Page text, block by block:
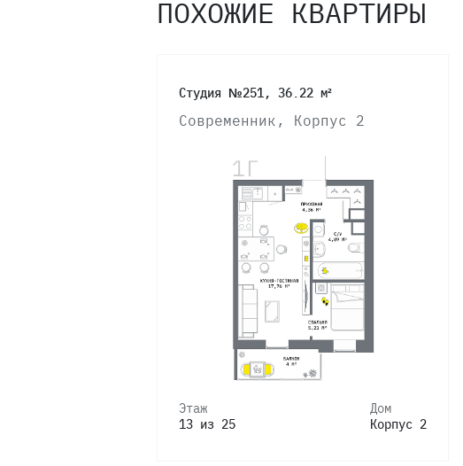
ПОХОЖИЕ КВАРТИРЫ
Студия №251, 36.22 м²
Современник, Корпус 2
Этаж
13 из 25
Дом
Корпус 2